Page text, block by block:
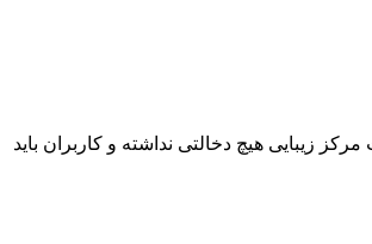
زیبایی هیچ دخالتی نداشته و کاربران باید